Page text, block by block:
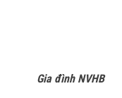
Gia đình NVHB